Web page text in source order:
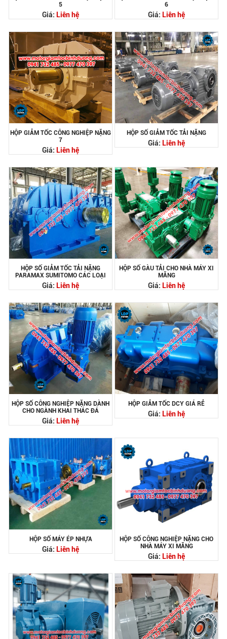
5
Giá: Liên hệ
6
Giá: Liên hệ
HỘP GIẢM TỐC CÔNG NGHIỆP NẶNG
7
Giá: Liên hệ
HỘP SỐ GIẢM TỐC TẢI NẶNG
Giá: Liên hệ
HỘP SỐ GIẢM TỐC TẢI NẶNG
PARAMAX SUMITOMO CÁC LOẠI
Giá: Liên hệ
HỘP SỐ GÀU TẢI CHO NHÀ MÁY XI
MĂNG
Giá: Liên hệ
HỘP SỐ CÔNG NGHIỆP NẶNG DÀNH
CHO NGÀNH KHAI THÁC ĐÁ
Giá: Liên hệ
HỘP GIẢM TỐC DCY GIÁ RẺ
Giá: Liên hệ
HỘP SỐ MÁY ÉP NHỰA
Giá: Liên hệ
HỘP SỐ CÔNG NGHIỆP NẶNG CHO
NHÀ MÁY XI MĂNG
Giá: Liên hệ